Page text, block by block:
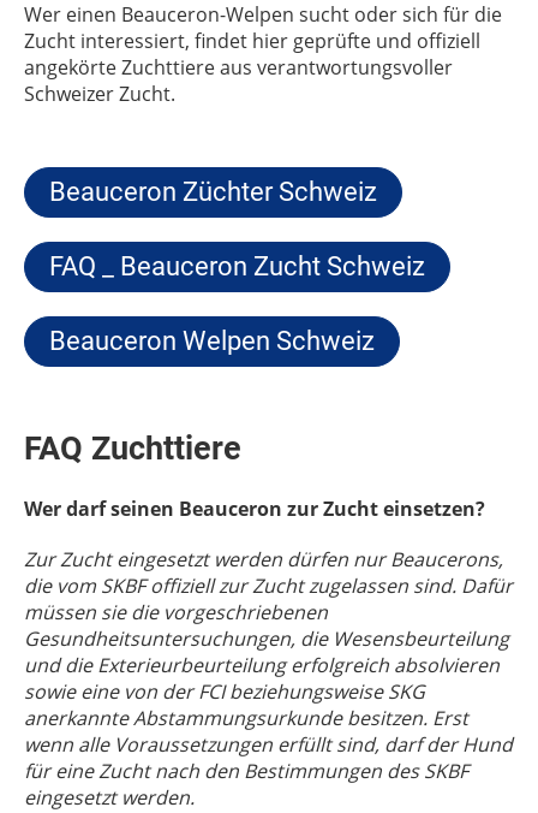
Wer einen Beauceron-Welpen sucht oder sich für die
Zucht interessiert, findet hier geprüfte und offiziell
angekörte Zuchttiere aus verantwortungsvoller
Schweizer Zucht.
Beauceron Züchter Schweiz
FAQ _ Beauceron Zucht Schweiz
Beauceron Welpen Schweiz
FAQ Zuchttiere
Wer darf seinen Beauceron zur Zucht einsetzen?
Zur Zucht eingesetzt werden dürfen nur Beaucerons,
die vom SKBF offiziell zur Zucht zugelassen sind. Dafür
müssen sie die vorgeschriebenen
Gesundheitsuntersuchungen, die Wesensbeurteilung
und die Exterieurbeurteilung erfolgreich absolvieren
sowie eine von der FCI beziehungsweise SKG
anerkannte Abstammungsurkunde besitzen. Erst
wenn alle Voraussetzungen erfüllt sind, darf der Hund
für eine Zucht nach den Bestimmungen des SKBF
eingesetzt werden.